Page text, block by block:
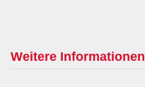
Weitere Informationen